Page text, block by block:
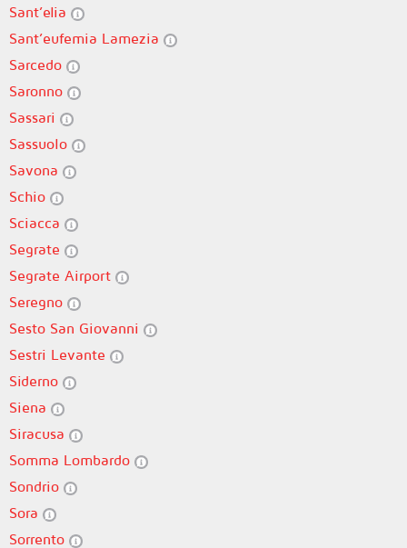
Sant’elia
Sant’eufemia Lamezia
Sarcedo
Saronno
Sassari
Sassuolo
Savona
Schio
Sciacca
Segrate
Segrate Airport
Seregno
Sesto San Giovanni
Sestri Levante
Siderno
Siena
Siracusa
Somma Lombardo
Sondrio
Sora
Sorrento